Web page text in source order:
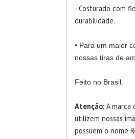
- Costurado com
durabilidade.
• Para um maior
nossas tiras de
Feito no Brasil.
Atenção: A marca
utilizem nossas
possuem o nome